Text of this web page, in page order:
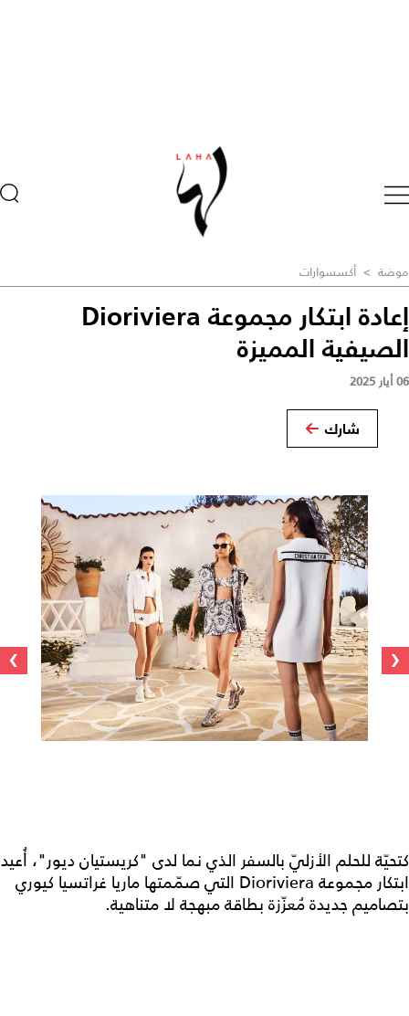
موضة > أكسسوارات
إعادة ابتكار مجموعة Dioriviera
الصيفية المميزة
06 أيار 2025
شارك
‹
›
كتحيّة للحلم الأزليّ بالسفر الذي نما لدى "كريستيان ديور"، أُعيد
ابتكار مجموعة Dioriviera التي صمّمتها ماريا غراتسيا كيوري
بتصاميم جديدة مُعزّزة بطاقة مبهجة لا متناهية.